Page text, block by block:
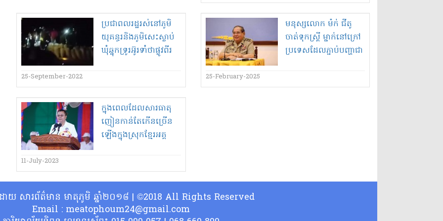
រដ្ឋមន្ត្រី​យុ​ត្តិ​ធ​មិ
ប្រជាពលរដ្ឋ​រស់នៅ​ភូមិ​
យុគន្ធរ​និង​ភូមិ​សេះ​ស្លាប់
ឃុំ​ឆ្នុកទ្រូ​រអ៊ូរទាំ​ថា​ផ្លូវ​ពីរ​
25-September-2022
មនុស្សលោក ម៉ក់ ជីតូ
ចាត់ទុកស្រ្តី ម្នាក់នៅក្រៅ
ប្រទេសដែលភ្ជាប់បញ្ហាជា
25-February-2025
ក្នុងពេលដែល​សារធាតុ​
ញៀន​កាន់តែ​កើន​ច្រើន
ឡើង​ក្នុងស្រុក​ខ្មែរ​អគ្គ
ឆន្ទៈ​នយោបាយ​មោះមុត
11-July-2023
ដោយ សារព័ត៌មាន មាតុភូមិ ឆ្នាំ២០១៨ | ©2018 All Rights Reserved
Email : meatophoum24@gmail.com